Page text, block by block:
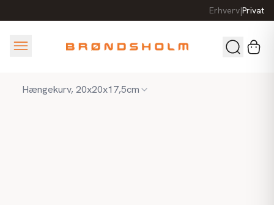
Erhverv|Privat
Hængekurv, 20x20x17,5cm